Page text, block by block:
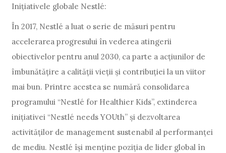
Inițiativele globale Nestlé:
În 2017, Nestlé a luat o serie de măsuri pentru
accelerarea progresului în vederea atingerii
obiectivelor pentru anul 2030, ca parte a acțiunilor de
îmbunătățire a calității vieții și contribuției la un viitor
mai bun. Printre acestea se numără consolidarea
programului “Nestlé for Healthier Kids”, extinderea
inițiativei “Nestlé needs YOUth” și dezvoltarea
activităților de management sustenabil al performanței
de mediu. Nestlé își menține poziția de lider global în